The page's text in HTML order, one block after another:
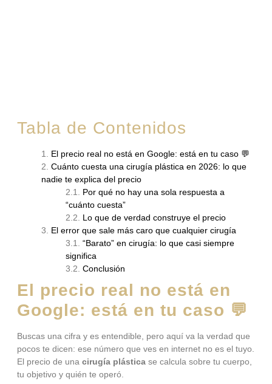
Tabla de Contenidos
El precio real no está en Google: está en tu caso 💬
Cuánto cuesta una cirugía plástica en 2026: lo que
nadie te explica del precio
Por qué no hay una sola respuesta a
“cuánto cuesta”
Lo que de verdad construye el precio
El error que sale más caro que cualquier cirugía
“Barato” en cirugía: lo que casi siempre
significa
Conclusión
El precio real no está en
Google: está en tu caso 💬
Buscas una cifra y es entendible, pero aquí va la verdad que
pocos te dicen: ese número que ves en internet no es el tuyo.
El precio de una cirugía plástica se calcula sobre tu cuerpo,
tu objetivo y quién te operó.